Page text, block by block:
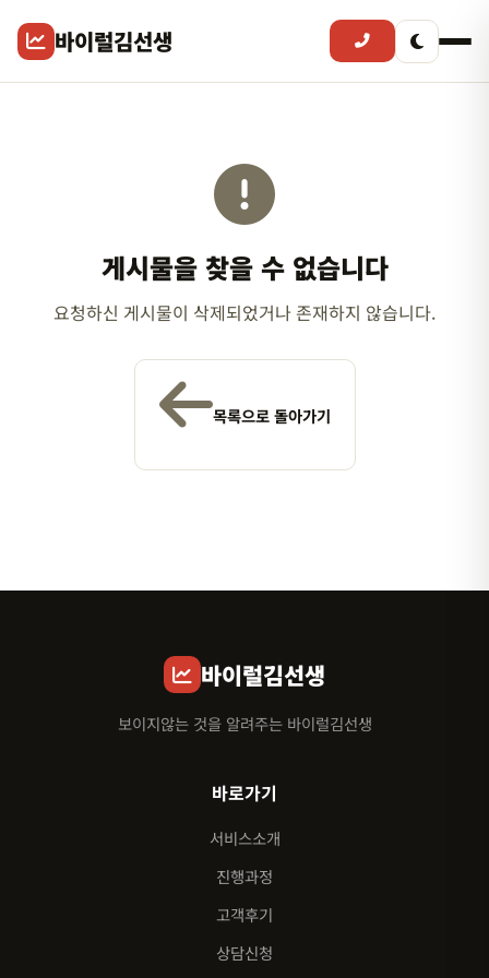
바이럴김선생
게시물을 찾을 수 없습니다
요청하신 게시물이 삭제되었거나 존재하지 않습니다.
목록으로 돌아가기
바이럴김선생
보이지않는 것을 알려주는 바이럴김선생
바로가기
서비스소개
진행과정
고객후기
상담신청